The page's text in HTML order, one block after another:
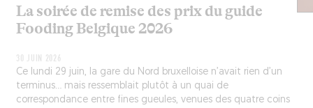
La soirée de remise des prix du guide
Fooding Belgique 2026
30 JUIN 2026
Ce lundi 29 juin, la gare du Nord bruxelloise n’avait rien d’un
terminus… mais ressemblait plutôt à un quai de
correspondance entre fines gueules, venues des quatre coins